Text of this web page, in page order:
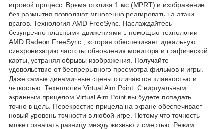
игровой процесс. Время отклика 1 мс (MPRT) и изображение
без размытия позволяют мгновенно реагировать на атаки
врагов. Технология AMD FreeSync. Наслаждайтесь
безупречно плавными движениями с помощью технологии
AMD Radeon FreeSync , которая обеспечивает идеальную
синхронизацию частоты обновления монитора и графической
карты, устраняя обрывы изображения. Получайте
удовольствие от беспрерывного просмотра фильмов и игры.
Даже самые динамичные сцены отличаются плавностью и
четкостью. Технология Virtual Aim Point. С виртуальным
экранным прицелом Virtual Aim Point вы будете попадать
точно в цель. Перекрестие прицела на экране обеспечивает
новый уровень точности в любой игре. Потому что точность
может означать разницу между жизнью и смертью. Режим